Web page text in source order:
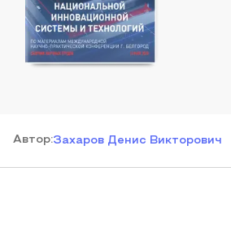
Автор:Захаров Денис Викторович